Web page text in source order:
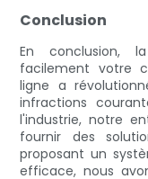
Conclusion
En conclusion,
facilement votre
ligne a
infractions
l'industrie, notre
fournir des
proposant un
efficace, nous